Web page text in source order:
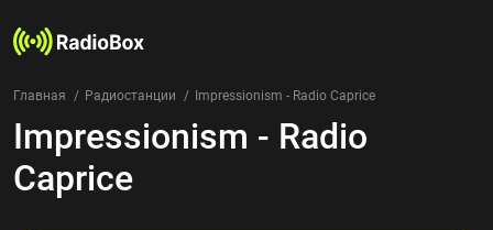
Радиостанции
Жанры
Страны
Главная Радиостанции Impressionism - Radio Caprice
Impressionism - Radio
Caprice